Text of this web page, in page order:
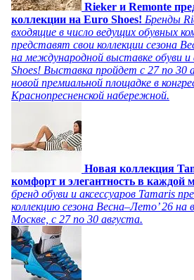
Rieker и Remonte
коллекции на Euro Shoes! Бренды
входящие в число ведущих обувных
представят свои коллекции сезона
на международной выставке обуви и
Shoes! Выставка пройдет c 27 по 30
новой премиальной площадке в
Краснопресненской набережной.
Новая коллекция
комфорт и элегантность в каждой
бренд обуви и аксессуаров Tamaris
коллекцию сезона Весна–Лето’ 26 на
Москве, с 27 по 30 августа.